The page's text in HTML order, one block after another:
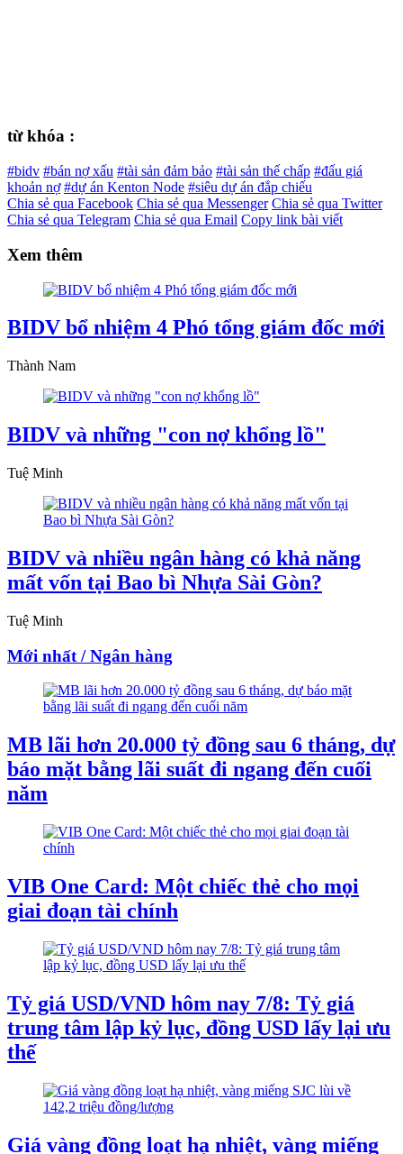
từ khóa :
#bidv #bán nợ xấu #tài sản đảm bảo #tài sản thế chấp #đấu giá
khoản nợ #dự án Kenton Node #siêu dự án đắp chiếu
Chia sẻ qua Facebook Chia sẻ qua Messenger Chia sẻ qua Twitter
Chia sẻ qua Telegram Chia sẻ qua Email Copy link bài viết
Xem thêm
BIDV bổ nhiệm 4 Phó tổng giám đốc mới
Thành Nam
BIDV và những "con nợ khổng lồ"
Tuệ Minh
BIDV và nhiều ngân hàng có khả năng
mất vốn tại Bao bì Nhựa Sài Gòn?
Tuệ Minh
Mới nhất / Ngân hàng
MB lãi hơn 20.000 tỷ đồng sau 6 tháng, dự
báo mặt bằng lãi suất đi ngang đến cuối
năm
VIB One Card: Một chiếc thẻ cho mọi
giai đoạn tài chính
Tỷ giá USD/VND hôm nay 7/8: Tỷ giá
trung tâm lập kỷ lục, đồng USD lấy lại ưu
thế
Giá vàng đồng loạt hạ nhiệt, vàng miếng